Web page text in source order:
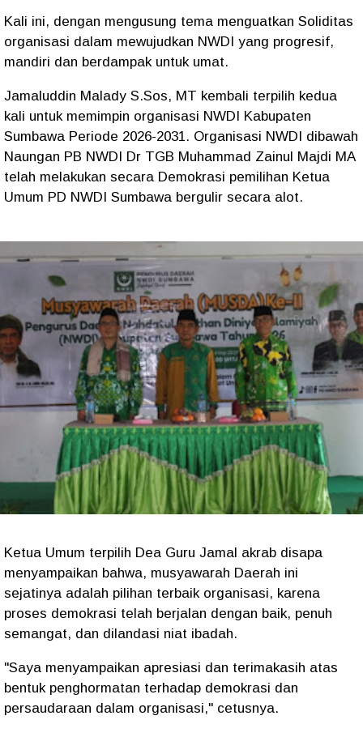
Kali ini, dengan mengusung tema menguatkan Soliditas
organisasi dalam mewujudkan NWDI yang progresif,
mandiri dan berdampak untuk umat.
Jamaluddin Malady S.Sos, MT kembali terpilih kedua
kali untuk memimpin organisasi NWDI Kabupaten
Sumbawa Periode 2026-2031. Organisasi NWDI dibawah
Naungan PB NWDI Dr TGB Muhammad Zainul Majdi MA
telah melakukan secara Demokrasi pemilihan Ketua
Umum PD NWDI Sumbawa bergulir secara alot.
Ketua Umum terpilih Dea Guru Jamal akrab disapa
menyampaikan bahwa, musyawarah Daerah ini
sejatinya adalah pilihan terbaik organisasi, karena
proses demokrasi telah berjalan dengan baik, penuh
semangat, dan dilandasi niat ibadah.
"Saya menyampaikan apresiasi dan terimakasih atas
bentuk penghormatan terhadap demokrasi dan
persaudaraan dalam organisasi," cetusnya.